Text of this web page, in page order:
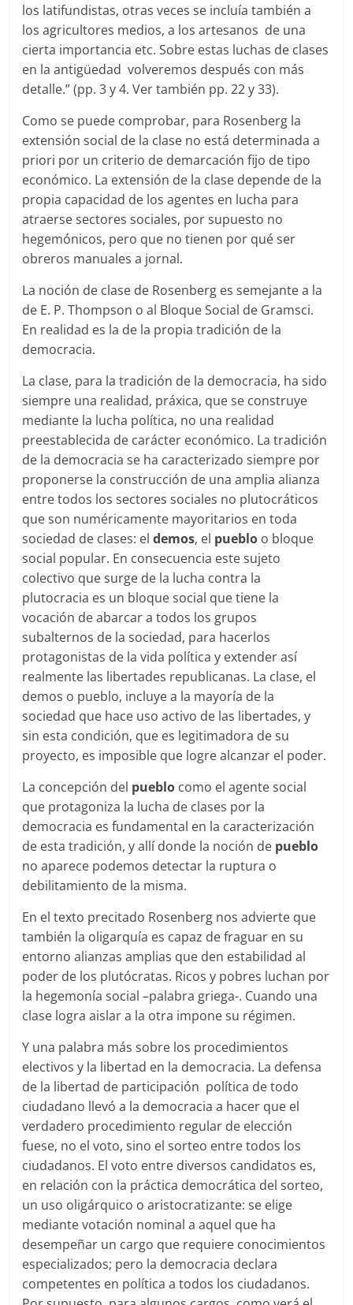
los latifundistas, otras veces se incluía también a
los agricultores medios, a los artesanos de una
cierta importancia etc. Sobre estas luchas de clases
en la antigüedad volveremos después con más
detalle.” (pp. 3 y 4. Ver también pp. 22 y 33).
Como se puede comprobar, para Rosenberg la
extensión social de la clase no está determinada a
priori por un criterio de demarcación fijo de tipo
económico. La extensión de la clase depende de la
propia capacidad de los agentes en lucha para
atraerse sectores sociales, por supuesto no
hegemónicos, pero que no tienen por qué ser
obreros manuales a jornal.
La noción de clase de Rosenberg es semejante a la
de E. P. Thompson o al Bloque Social de Gramsci.
En realidad es la de la propia tradición de la
democracia.
La clase, para la tradición de la democracia, ha sido
siempre una realidad, práxica, que se construye
mediante la lucha política, no una realidad
preestablecida de carácter económico. La tradición
de la democracia se ha caracterizado siempre por
proponerse la construcción de una amplia alianza
entre todos los sectores sociales no plutocráticos
que son numéricamente mayoritarios en toda
sociedad de clases: eldemos, el pueblo o bloque
social popular. En consecuencia este sujeto
colectivo que surge de la lucha contra la
plutocracia es un bloque social que tiene la
vocación de abarcar a todos los grupos
subalternos de la sociedad, para hacerlos
protagonistas de la vida política y extender así
realmente las libertades republicanas. La clase, el
demos o pueblo, incluye a la mayoría de la
sociedad que hace uso activo de las libertades, y
sin esta condición, que es legitimadora de su
proyecto, es imposible que logre alcanzar el poder.
La concepción del pueblo como el agente social
que protagoniza la lucha de clases por la
democracia es fundamental en la caracterización
de esta tradición, y allí donde la noción de pueblo
no aparece podemos detectar la ruptura o
debilitamiento de la misma.
En el texto precitado Rosenberg nos advierte que
también la oligarquía es capaz de fraguar en su
entorno alianzas amplias que den estabilidad al
poder de los plutócratas. Ricos y pobres luchan por
la hegemonía social –palabra griega-. Cuando una
clase logra aislar a la otra impone su régimen.
Y una palabra más sobre los procedimientos
electivos y la libertad en la democracia. La defensa
de la libertad de participación política de todo
ciudadano llevó a la democracia a hacer que el
verdadero procedimiento regular de elección
fuese, no el voto, sino el sorteo entre todos los
ciudadanos. El voto entre diversos candidatos es,
en relación con la práctica democrática del sorteo,
un uso oligárquico o aristocratizante: se elige
mediante votación nominal a aquel que ha
desempeñar un cargo que requiere conocimientos
especializados; pero la democracia declara
competentes en política a todos los ciudadanos.